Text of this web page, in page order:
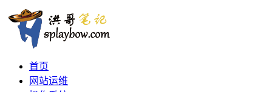
首页
网站运维